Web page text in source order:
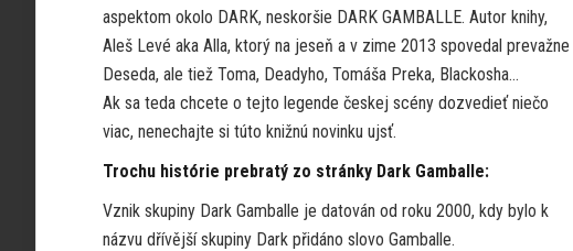
aspektom okolo DARK, neskoršie DARK GAMBALLE. Autor knihy,
Aleš Levé aka Alla, ktorý na jeseň a v zime 2013 spovedal prevažne
Deseda, ale tiež Toma, Deadyho, Tomáša Preka, Blackosha…
Ak sa teda chcete o tejto legende českej scény dozvedieť niečo
viac, nenechajte si túto knižnú novinku ujsť.
Trochu histórie prebratý zo stránky Dark Gamballe:
Vznik skupiny Dark Gamballe je datován od roku 2000, kdy bylo k
názvu dřívější skupiny Dark přidáno slovo Gamballe.